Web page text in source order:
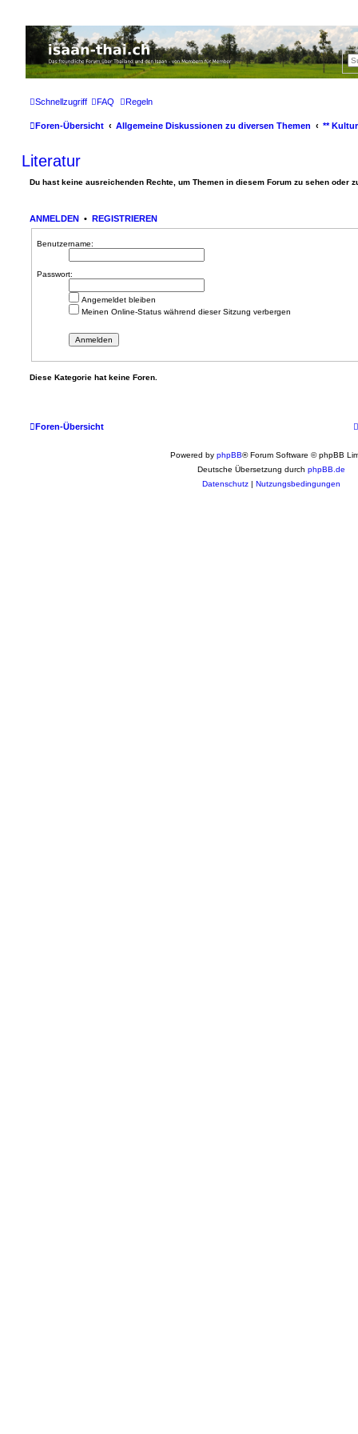
Thailand & Isaan Forum - isaan-thai.ch
Das freundliche Forum über Thailand und den Isaan - von Membern für Member
Schnellzugriff FAQ Regeln
Foren-Übersicht Allgemeine Diskussionen zu diversen Themen **
Literatur
Du hast keine ausreichenden Rechte, um Themen in diesem Forum zu sehen oder
ANMELDEN • REGISTRIEREN
Benutzername:
Passwort:
Angemeldet bleiben
Meinen Online-Status während dieser Sitzung verbergen
Diese Kategorie hat keine Foren.
Foren-Übersicht
Powered by phpBB® Forum Software © phpBB
Deutsche Übersetzung durch phpBB.de
Datenschutz | Nutzungsbedingungen